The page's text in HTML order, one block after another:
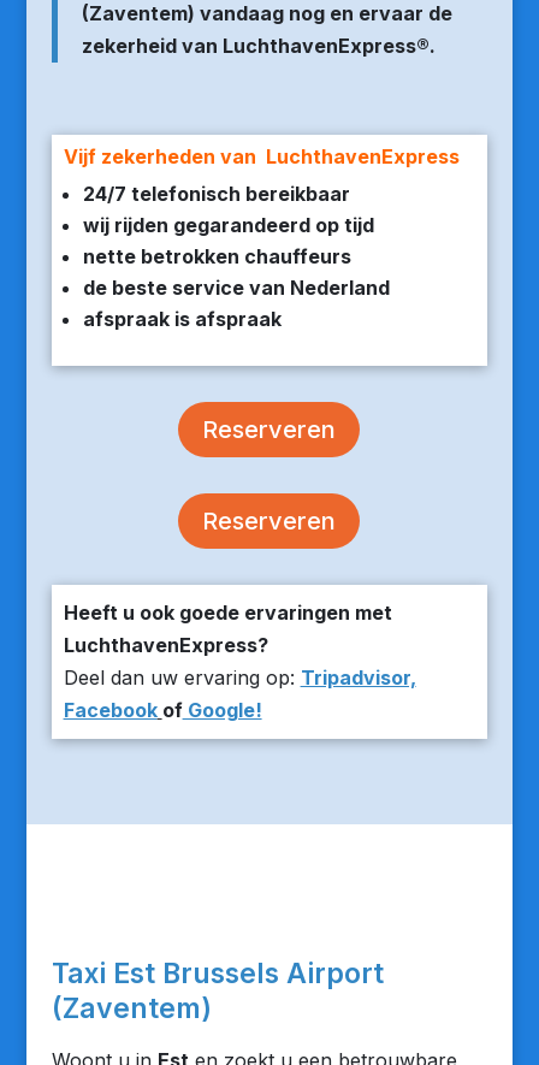
(Zaventem) vandaag nog en ervaar de
zekerheid van LuchthavenExpress®.
Vijf zekerheden van LuchthavenExpress
24/7 telefonisch bereikbaar
wij rijden gegarandeerd op tijd
nette betrokken chauffeurs
de beste service van Nederland
afspraak is afspraak
Reserveren
Reserveren
Heeft u ook goede ervaringen met
LuchthavenExpress?
Deel dan uw ervaring op: Tripadvisor,
Facebook ofGoogle!
Taxi Est Brussels Airport
(Zaventem)
Woont u in Est en zoekt u een betrouwbare